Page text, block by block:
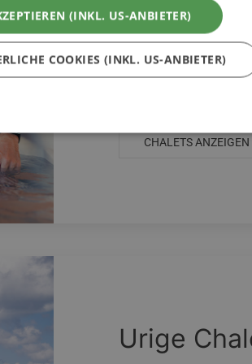
Romantik
In diesen
CHALETS ANZEIGEN
Urige
(INKL. US-ANBIETER)
COOKIES (INKL. US-ANBIETER)